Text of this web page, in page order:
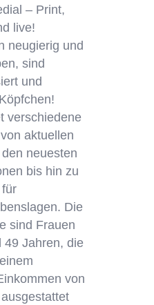
– Print,
live!
neugierig und
sind
und
verschiedene
aktuellen
neuesten
bis hin zu
Die
sind Frauen
49 Jahren, die
von